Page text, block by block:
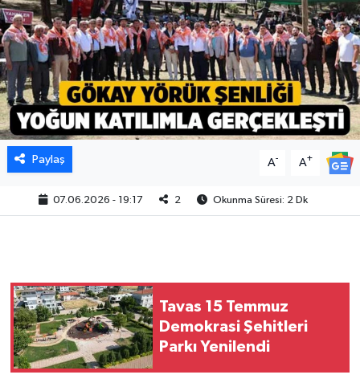
Paylaş A- A+
07.06.2026 - 19:17 2 Okunma Süresi: 2 Dk
Tavas 15 Temmuz
Demokrasi Şehitleri
Parkı Yenilendi